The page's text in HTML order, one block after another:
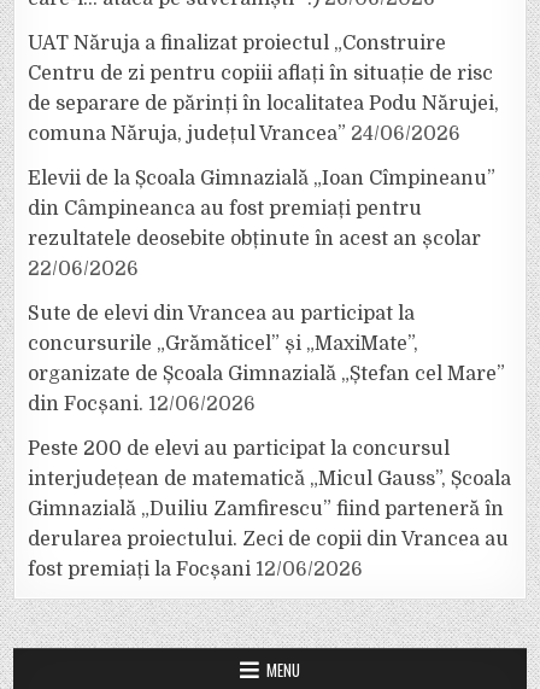
UAT Năruja a finalizat proiectul „Construire
Centru de zi pentru copiii aflați în situație de risc
de separare de părinți în localitatea Podu Nărujei,
comuna Năruja, județul Vrancea” 24/06/2026
Elevii de la Școala Gimnazială „Ioan Cîmpineanu”
din Câmpineanca au fost premiați pentru
rezultatele deosebite obținute în acest an școlar
22/06/2026
Sute de elevi din Vrancea au participat la
concursurile „Grămăticel” și „MaxiMate”,
organizate de Școala Gimnazială „Ștefan cel Mare”
din Focșani. 12/06/2026
Peste 200 de elevi au participat la concursul
interjudețean de matematică „Micul Gauss”, Școala
Gimnazială „Duiliu Zamfirescu” fiind parteneră în
derularea proiectului. Zeci de copii din Vrancea au
fost premiați la Focșani 12/06/2026
MENU